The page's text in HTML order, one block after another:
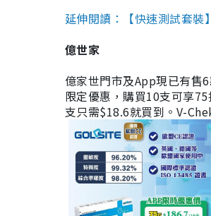
延伸閱讀：【快速測試套
億世家
億家世門市及App現已有售
限定優惠，購買10支可享
支只需$18.6就買到。V-